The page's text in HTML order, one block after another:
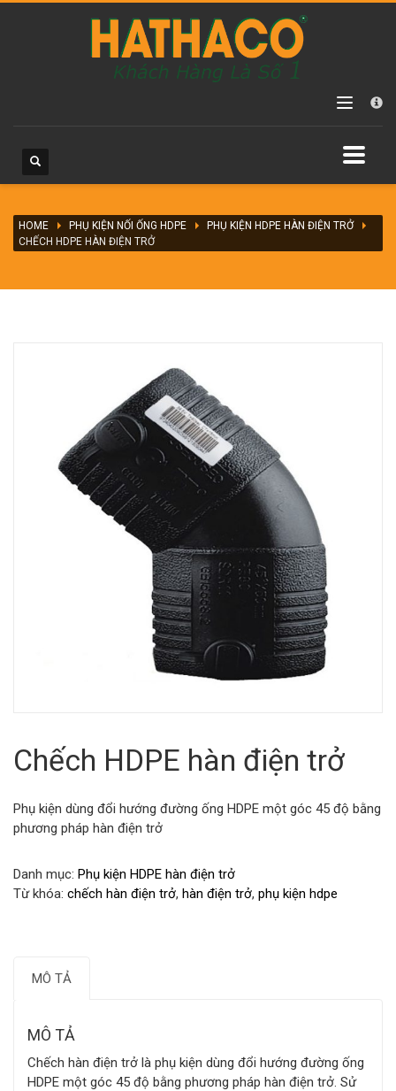
Các danh mục sản phẩm
Máy hàn ống PPR
Phụ kiện nối ống HDPE
Phụ kiện HDPE vặn ren
Van nước HDPE, PVC
HOME PHỤ KIỆN NỐI ỐNG HDPE
PHỤ KIỆN HDPE HÀN ĐIỆN TRỞ
CHẾCH HDPE HÀN ĐIỆN TRỞ
Chếch HDPE hàn điện trở
Phụ kiện dùng đổi hướng đường ống HDPE một góc 45 độ bằng
phương pháp hàn điện trở
Danh mục: Phụ kiện HDPE hàn điện trở
Từ khóa: chếch hàn điện trở, hàn điện trở, phụ kiện hdpe
MÔ TẢ
MÔ TẢ
Chếch hàn điện trở là phụ kiện dùng đổi hướng đường ống
HDPE một góc 45 độ bằng phương pháp hàn điện trở. Sử